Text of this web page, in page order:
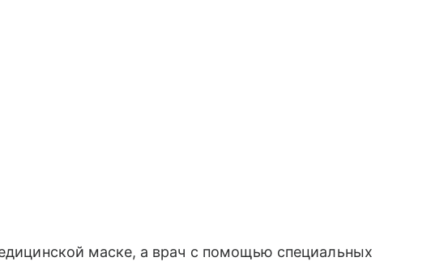
маске, а врач с помощью специальных